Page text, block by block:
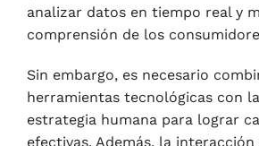
analizar datos en tiempo real y
comprensión de los
Sin embargo, es necesario
herramientas tecnológicas con
estrategia humana para lograr
efectivas. Además, la interacción